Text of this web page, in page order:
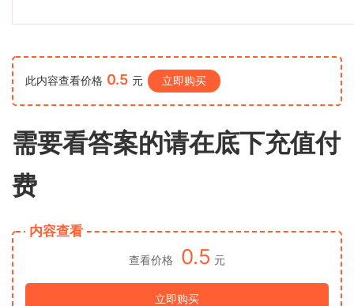
此内容查看价格 0.5 元 立即购买
需要看答案的请在底下充值付
费
内容查看
查看价格 0.5 元
立即购买